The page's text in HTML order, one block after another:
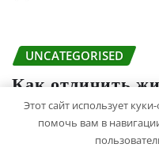
UNCATEGORISED
Как отличить
или фибромы
гемангиомы
Этот сайт использует
помочь вам в